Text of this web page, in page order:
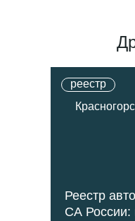
реестр
Реестр
СА России: